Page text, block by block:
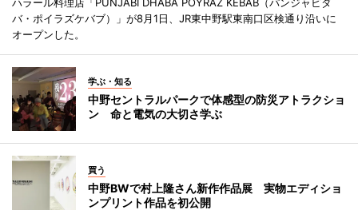
バ・ポイラズケバブ）」が8月1日、JR東中野駅東南口区検通り沿いに
オープンした。
学ぶ・知る
中野セントラルパークで体感型の防災アトラクショ
ン 命と電気の大切さ学ぶ
買う
中野BWで村上隆さん新作作品展 実物エディショ
ンプリント作品を初公開